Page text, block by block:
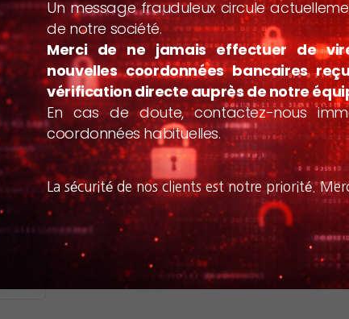
Un message frauduleux circule
de notre société.
Merci de ne jamais effectuer de
nouvelles coordonnées bancaires
vérification directe auprès de notre
En cas de doute, contactez-nous
coordonnées habituelles.
La sécurité de nos clients est notre priorité.